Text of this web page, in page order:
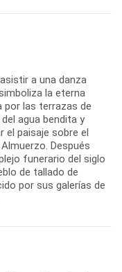
a una danza
la eterna
por las terrazas de
agua bendita y
el paisaje sobre el
Después
funerario del siglo
de tallado de
por sus galerías de